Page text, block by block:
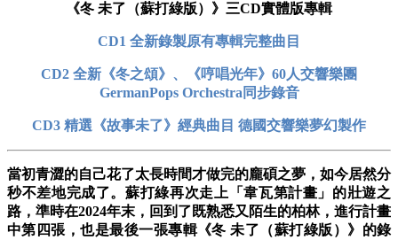
《冬 未了（蘇打綠版）》三CD實體版專輯
CD1 全新錄製原有專輯完整曲目
CD2 全新《冬之頌》、《哼唱光年》60人交響樂團
GermanPops Orchestra同步錄音
CD3 精選《故事未了》經典曲目 德國交響樂夢幻製作
當初青澀的自己花了太長時間才做完的龐碩之夢，如今居然分
秒不差地完成了。蘇打綠再次走上「韋瓦第計畫」的壯遊之
路，準時在2024年末，回到了既熟悉又陌生的柏林，進行計畫
中第四張，也是最後一張專輯《冬 未了（蘇打綠版）》的錄